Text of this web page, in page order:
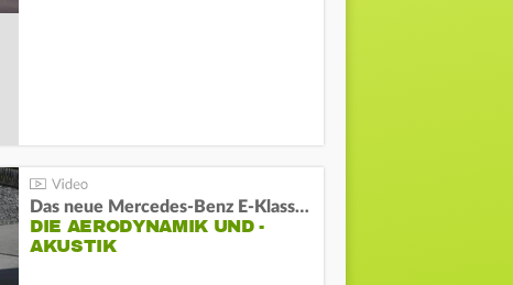
Das neue Mercedes-Benz E-Klasse T-Modell
DIE AERODYNAMIK UND -
AKUSTIK